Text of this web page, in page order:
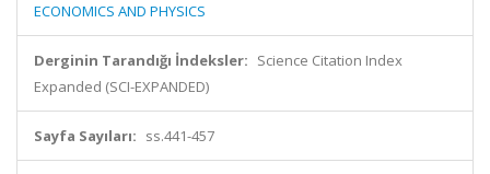
ECONOMICS AND PHYSICS
Derginin Tarandığı İndeksler: Science Citation Index
Expanded (SCI-EXPANDED)
Sayfa Sayıları: ss.441-457